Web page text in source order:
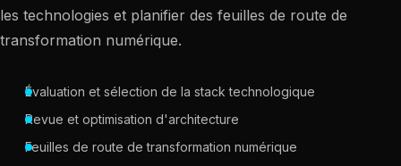
les technologies et planifier des feuilles de route de
transformation numérique.
Évaluation et sélection de la stack technologique
Revue et optimisation d'architecture
Feuilles de route de transformation numérique